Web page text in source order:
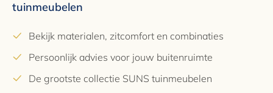
tuinmeubelen
Bekijk materialen, zitcomfort en combinaties
Persoonlijk advies voor jouw buitenruimte
De grootste collectie SUNS tuinmeubelen